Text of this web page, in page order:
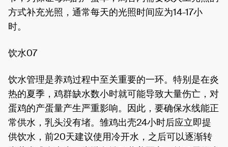
方式补充光照，通常每天的光照时间应为14-17小
时。
饮水07
饮水管理是养鸡过程中至关重要的一环。特别是在炎
热的夏季，鸡群缺水数小时就可能导致大量伤亡，对
蛋鸡的产蛋量产生严重影响。因此，要确保水线能正
常供水，乳头没有堵。雏鸡出壳24小时后应立即提
供饮水，前20天建议使用冷开水，之后可以逐渐转